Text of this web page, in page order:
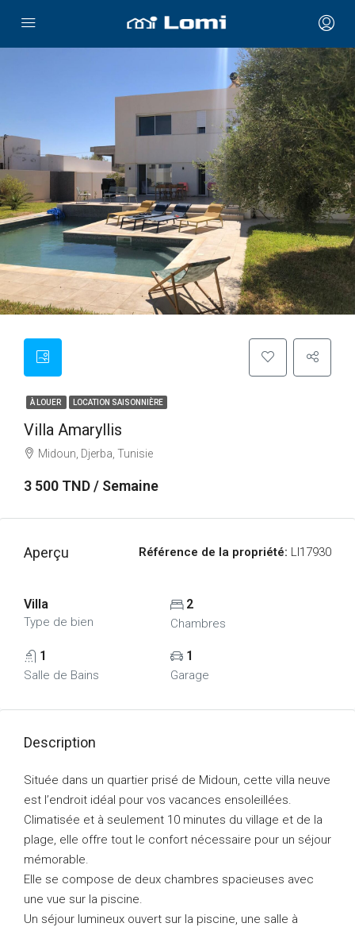
À LOUER LOCATION SAISONNIÈRE
Villa Amaryllis
Midoun, Djerba, Tunisie
3 500 TND / Semaine
Aperçu Référence de la propriété: LI17930
Villa
Type de bien
2
Chambres
1
Salle de Bains
1
Garage
Description
Située dans un quartier prisé de Midoun, cette villa neuve
est l’endroit idéal pour vos vacances ensoleillées.
Climatisée et à seulement 10 minutes du village et de la
plage, elle offre tout le confort nécessaire pour un séjour
mémorable.
Elle se compose de deux chambres spacieuses avec
une vue sur la piscine.
Un séjour lumineux ouvert sur la piscine, une salle à